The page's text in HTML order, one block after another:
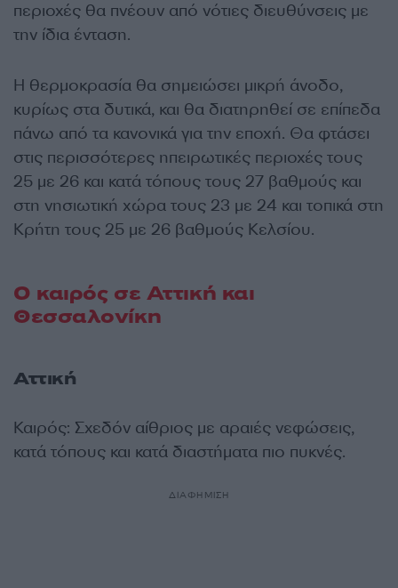
περιοχές θα πνέουν από νότιες διευθύνσεις με
την ίδια ένταση.
Η θερμοκρασία θα σημειώσει μικρή άνοδο,
κυρίως στα δυτικά, και θα διατηρηθεί σε επίπεδα
πάνω από τα κανονικά για την εποχή. Θα φτάσει
στις περισσότερες ηπειρωτικές περιοχές τους
25 με 26 και κατά τόπους τους 27 βαθμούς και
στη νησιωτική χώρα τους 23 με 24 και τοπικά στη
Κρήτη τους 25 με 26 βαθμούς Κελσίου.
Ο καιρός σε Αττική και
Θεσσαλονίκη
Αττική
Καιρός: Σχεδόν αίθριος με αραιές νεφώσεις,
κατά τόπους και κατά διαστήματα πιο πυκνές.
ΔΙΑΦΗΜΙΣΗ